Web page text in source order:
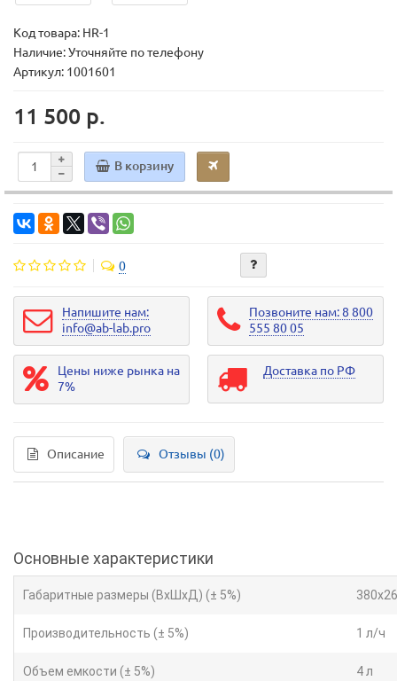
Код товара: HR-1
Наличие: Уточняйте по телефону
Артикул: 1001601
11 500 р.
В корзину
0
Напишите нам:
info@ab-lab.pro
Позвоните нам: 8 800
555 80 05
Цены ниже рынка на
7%
Доставка по РФ
Описание Отзывы (0)
Основные характеристики
Габаритные размеры (ВхШхД) (± 5%)
Производительность (± 5%) 1 л/ч
Объем емкости (± 5%) 4 л